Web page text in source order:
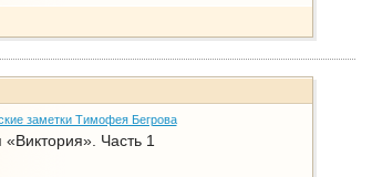
заметки Тимофея Бегрова
«Виктория». Часть 1